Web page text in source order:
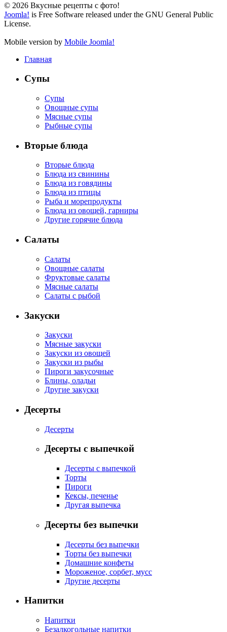
© 2026 Вкусные рецепты с фото!
Joomla! is Free Software released under the GNU General Public
License.
Mobile version by Mobile Joomla!
Главная
Супы
Супы
Овощные супы
Мясные супы
Рыбные супы
Вторые блюда
Вторые блюда
Блюда из свинины
Блюда из говядины
Блюда из птицы
Рыба и морепродукты
Блюда из овощей, гарниры
Другие горячие блюда
Салаты
Салаты
Овощные салаты
Фруктовые салаты
Мясные салаты
Салаты с рыбой
Закуски
Закуски
Мясные закуски
Закуски из овощей
Закуски из рыбы
Пироги закусочные
Блины, оладьи
Другие закуски
Десерты
Десерты
Десерты с выпечкой
Десерты с выпечкой
Торты
Пироги
Кексы, печенье
Другая выпечка
Десерты без выпечки
Десерты без выпечки
Торты без выпечки
Домашние конфеты
Мороженое, сорбет, мусс
Другие десерты
Напитки
Напитки
Безалкогольные напитки